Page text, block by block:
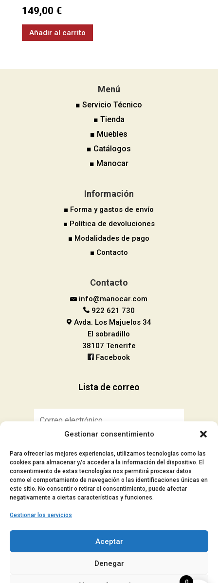
Gestionar consentimiento
Para ofrecer las mejores experiencias, utilizamos tecnologías como las
cookies para almacenar y/o acceder a la información del dispositivo. El
consentimiento de estas tecnologías nos permitirá procesar datos
como el comportamiento de navegación o las identificaciones únicas en
este sitio. No consentir o retirar el consentimiento, puede afectar
negativamente a ciertas características y funciones.
Gestionar los servicios
Aceptar
Denegar
149,00 €
Añadir al carrito
Menú
■ Servicio Técnico
■ Tienda
■ Muebles
■ Catálogos
■ Manocar
Información
■ Forma y gastos de envío
■ Política de devoluciones
■ Modalidades de pago
■ Contacto
Contacto
info@manocar.com
922 621 730
Avda. Los Majuelos 34
El sobradillo
38107 Tenerife
Facebook
Lista de correo
■ Aviso Legal
■ Accesibilidad
reservados.